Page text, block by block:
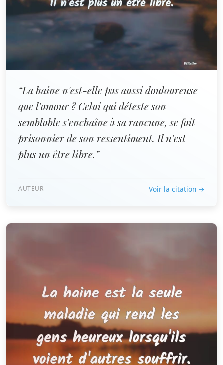
“La haine n'est-elle pas aussi douloureuse
que l'amour ? Celui qui déteste son
semblable s'enchaîne à sa rancune, se fait
prisonnier de son ressentiment. Il n'est
plus un être libre.”
AUTEUR Voir la citation →